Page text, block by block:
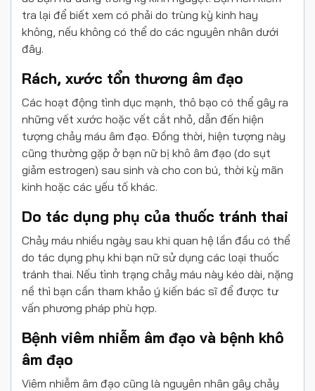
tra lại để biết xem có phải do trùng kỳ kinh hay
không, nếu không có thể do các nguyên nhân dưới
đây.
Rách, xước tổn thương âm đạo
Các hoạt động tình dục mạnh, thô bạo có thể gây ra
những vết xước hoặc vết cắt nhỏ, dẫn đến hiện
tượng chảy máu âm đạo. Đồng thời, hiện tượng này
cũng thường gặp ở bạn nữ bị khô âm đạo (do sụt
giảm estrogen) sau sinh và cho con bú, thời kỳ mãn
kinh hoặc các yếu tố khác.
Do tác dụng phụ của thuốc tránh thai
Chảy máu nhiều ngày sau khi quan hệ lần đầu có thể
do tác dụng phụ khi bạn nữ sử dụng các loại thuốc
tránh thai. Nếu tình trạng chảy máu này kéo dài, nặng
nề thì bạn cần tham khảo ý kiến bác sĩ để được tư
vấn phương pháp phù hợp.
Bệnh viêm nhiễm âm đạo và bệnh khô
âm đạo
Viêm nhiễm âm đạo cũng là nguyên nhân gây chảy